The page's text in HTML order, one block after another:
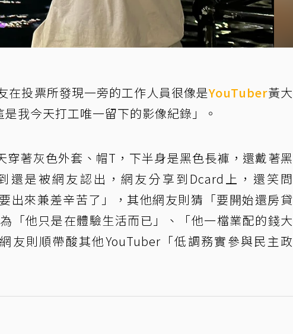
在投票所發現一旁的工作人員很像是YouTuber黃大
我今天打工唯一留下的影像紀錄」。
著灰色外套、帽T，下半身是黑色長褲，還戴著黑
還是被網友認出，網友分享到Dcard上，還笑問
出來兼差辛苦了」，其他網友則猜「要開始還房貸
「他只是在體驗生活而已」、「他一檔業配的錢大
友則順帶酸其他YouTuber「低調務實參與民主政